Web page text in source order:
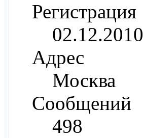
Регистрация
02.12.2010
Адрес
Москва
Сообщений
498